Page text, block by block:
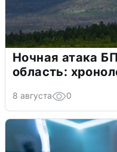
Ночная атака
область:
8 августа 0